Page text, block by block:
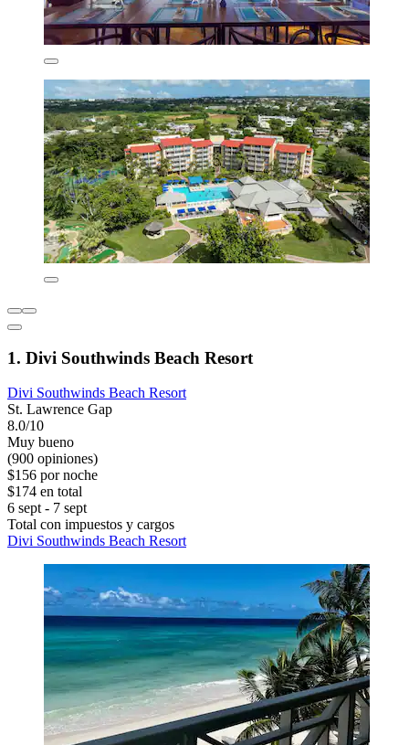
1. Divi Southwinds Beach Resort
Divi Southwinds Beach Resort
St. Lawrence Gap
8.0/10
Muy bueno
(900 opiniones)
$156 por noche
$174 en total
6 sept - 7 sept
Total con impuestos y cargos
Divi Southwinds Beach Resort